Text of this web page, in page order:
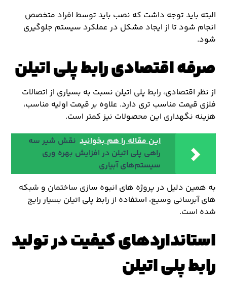
البته باید توجه داشت که نصب باید توسط افراد متخصص
انجام شود تا از ایجاد مشکل در عملکرد سیستم جلوگیری
شود.
صرفه اقتصادی رابط پلی اتیلن
از نظر اقتصادی، رابط پلی اتیلن نسبت به بسیاری از اتصالات
فلزی قیمت مناسب تری دارد. علاوه بر قیمت اولیه مناسب،
هزینه نگهداری این محصولات نیز کمتر است.
این مقاله را هم بخوانید نقش شیر سه
‌راهی پلی ‌اتیلن در افزایش بهره ‌وری
سیستم‌های آبیاری
به همین دلیل در پروژه های انبوه سازی ساختمان و شبکه
های آبرسانی وسیع، استفاده از رابط پلی اتیلن بسیار رایج
شده است.
استانداردهای کیفیت در تولید
رابط پلی اتیلن